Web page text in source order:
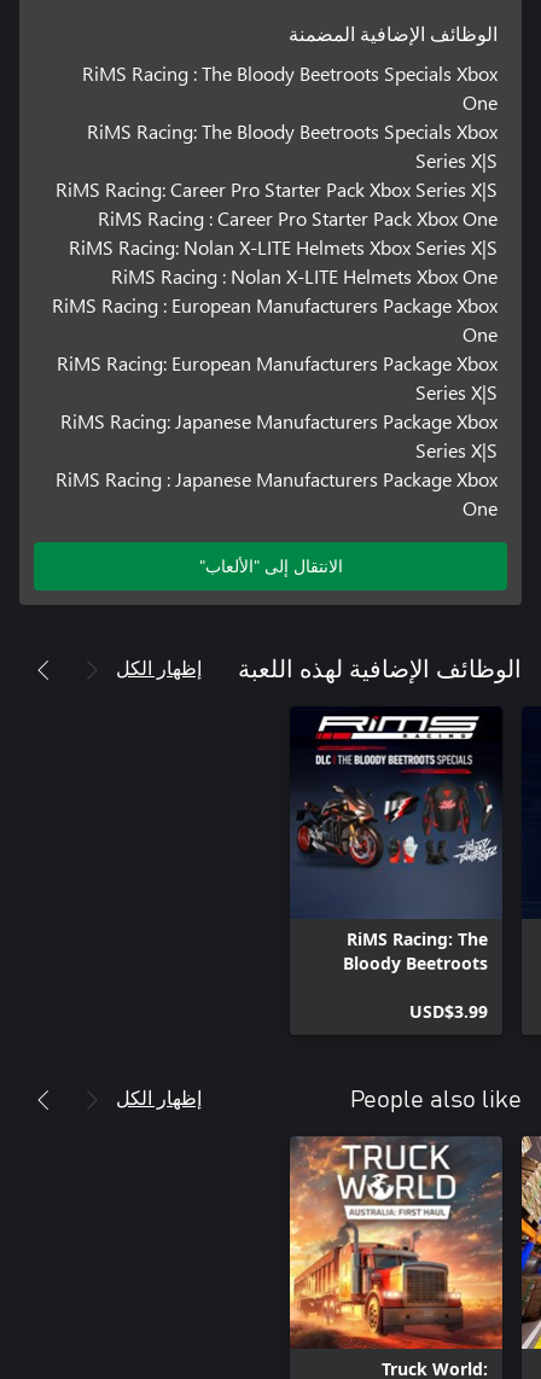
الوظائف الإضافية المضمنة
RiMS Racing : The Bloody Beetroots Specials Xbox
One
RiMS Racing: The Bloody Beetroots Specials Xbox
Series X|S
RiMS Racing: Career Pro Starter Pack Xbox Series X|S
RiMS Racing : Career Pro Starter Pack Xbox One
RiMS Racing: Nolan X-LITE Helmets Xbox Series X|S
RiMS Racing : Nolan X-LITE Helmets Xbox One
RiMS Racing : European Manufacturers Package Xbox
One
RiMS Racing: European Manufacturers Package Xbox
Series X|S
RiMS Racing: Japanese Manufacturers Package Xbox
Series X|S
RiMS Racing : Japanese Manufacturers Package Xbox
One
الانتقال إلى "الألعاب"
الوظائف الإضافية لهذه اللعبة إظهار الكل
RiMS Racing: The
Bloody Beetroots
X|S
USD$3.99
People also like إظهار الكل
Truck World: